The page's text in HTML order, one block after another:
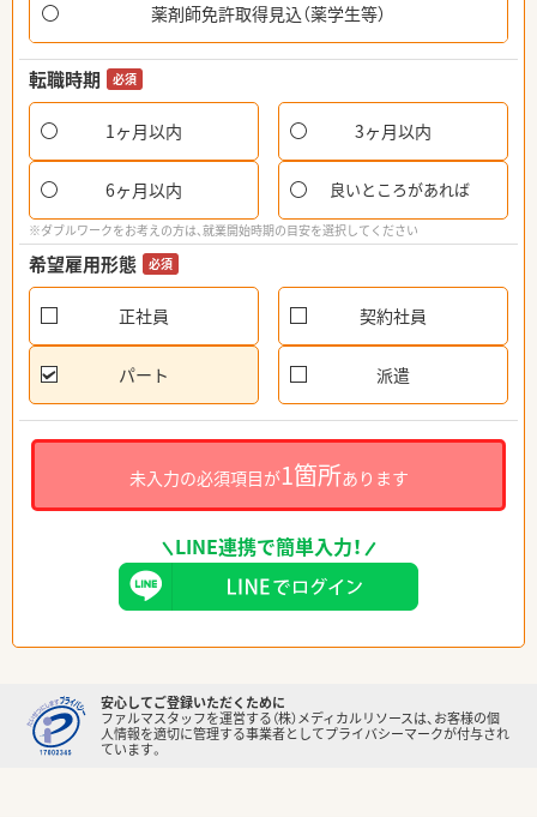
薬剤師免許取得見込（薬学生等）
転職時期 必須
1ヶ月以内 3ヶ月以内
6ヶ月以内 良いところがあれば
※ダブルワークをお考えの方は、就業開始時期の目安を選択してください
希望雇用形態 必須
正社員 契約社員
パート 派遣
未入力の必須項目が1箇所あります
LINE連携で簡単入力！
安心してご登録いただくために
ファルマスタッフを運営する（株）メディカルリソースは、お客様の個
人情報を適切に管理する事業者としてプライバシーマークが付与され
ています。